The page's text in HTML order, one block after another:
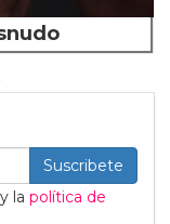
Suscribete
y la política de